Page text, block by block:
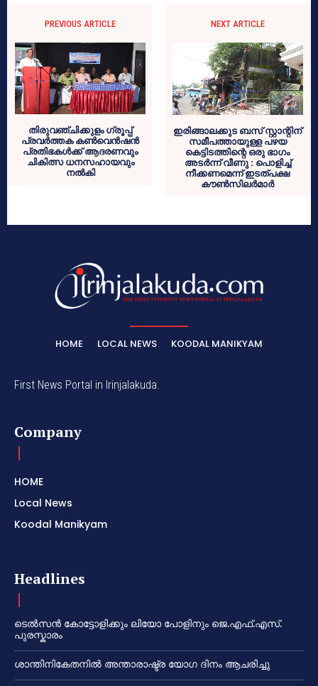
PREVIOUS ARTICLE
തിരുവഞ്ചിക്കുളം ഗ്രൂപ്പ്
പ്രവര്‍ത്തക കണ്‍വെന്‍ഷന്‍
പ്രതിഭകള്‍ക്ക് ആദരണവും
ചികിത്സ ധനസഹായവും
നല്‍കി
NEXT ARTICLE
ഇരിങ്ങാലക്കുട ബസ് സ്റ്റാന്റിന്
സമീപത്തായുള്ള പഴയ
കെട്ടിടത്തിന്റെ ഒരു ഭാഗം
അടര്‍ന്ന് വീണു : പൊളിച്ച്
നീക്കണമെന്ന് ഇടത്പക്ഷ
കൗണ്‍സിലര്‍മാര്‍
HOME LOCAL NEWS KOODAL MANIKYAM
First News Portal in Irinjalakuda.
Company
HOME
Local News
Koodal Manikyam
Headlines
ടെൽസൻ കോട്ടോളിക്കും ലിയോ പോളിനും ജെ.എഫ്.എസ്.
പുരസ്കാരം
ശാന്തിനികേതനിൽ അന്താരാഷ്ട്ര യോഗ ദിനം ആചരിച്ചു